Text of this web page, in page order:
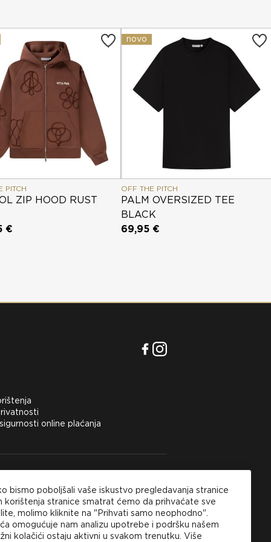
PITCH
ZIP HOOD RUST
€
novo
OFF THE PITCH
PALM OVERSIZED TEE
BLACK
69,95 €
online plaćanja
plaćanja pouzećem ili kartičnim online
bismo poboljšali vaše iskustvo pregledavanja stranice
korištenja stranice smatrat ćemo da prihvaćate sve
molimo kliknite na "Prihvati samo neophodno".
omogućuje nam analizu upotrebe i podršku našem
kolačići ostaju aktivni u svakom trenutku. Više